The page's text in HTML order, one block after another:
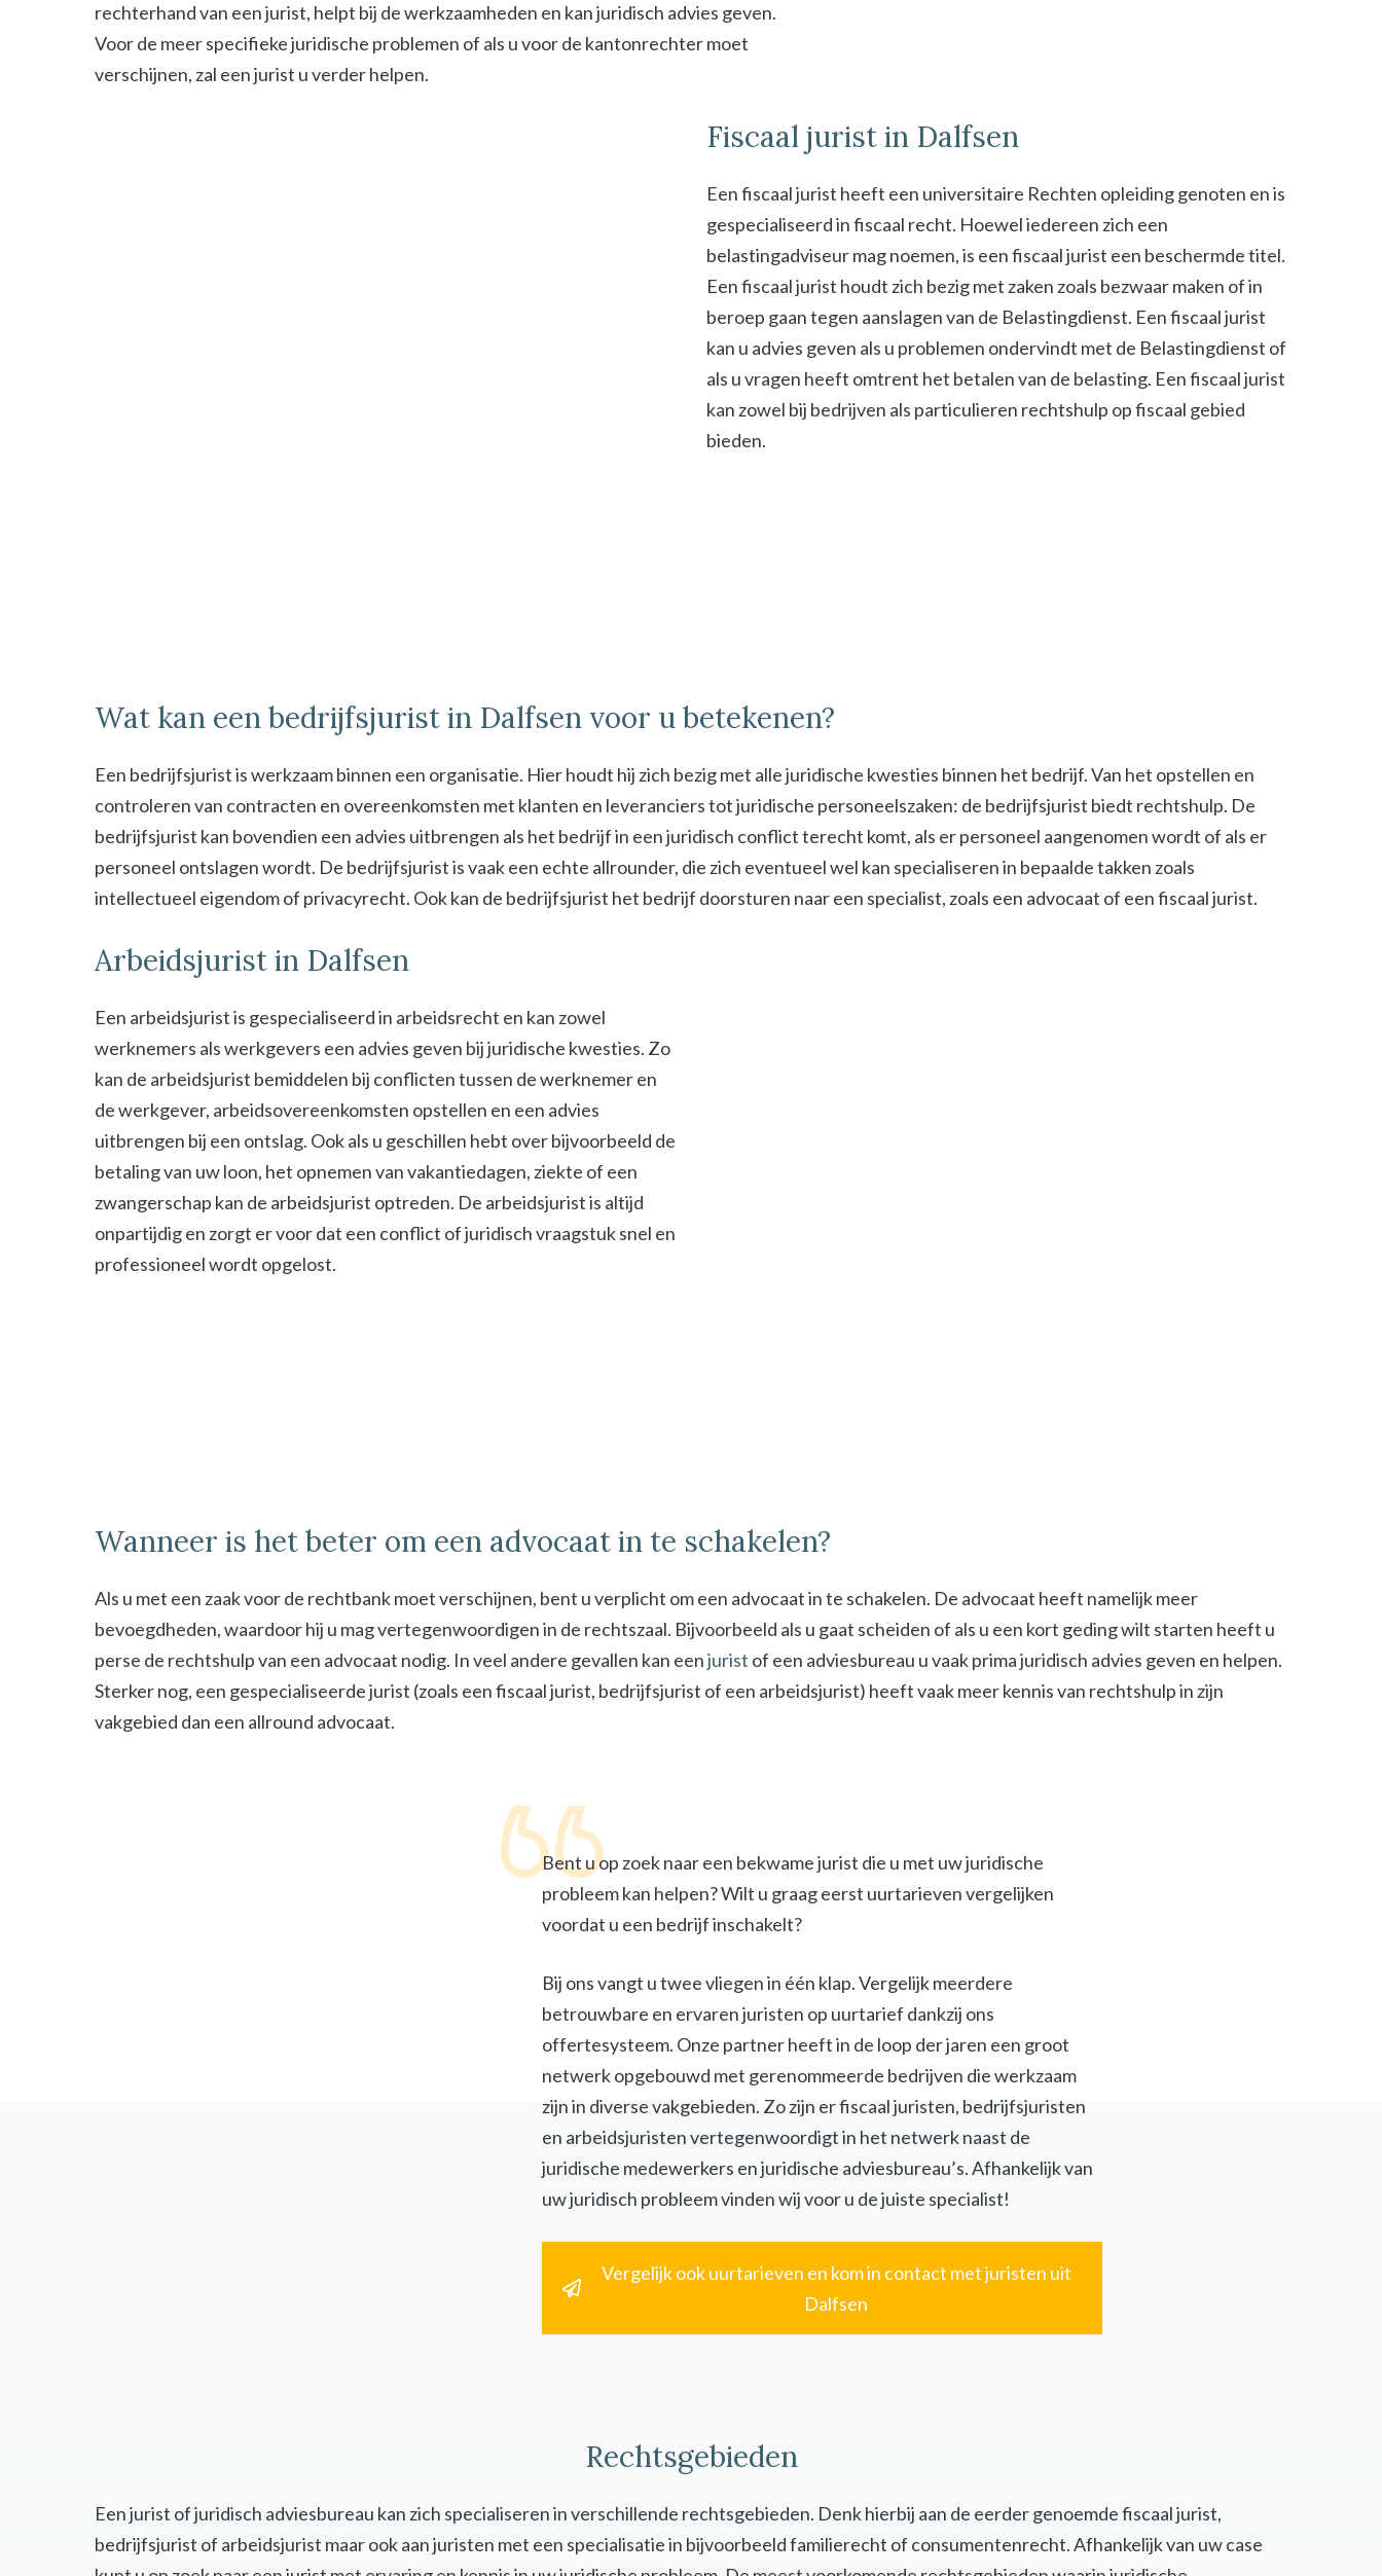
rechterhand van een jurist, helpt bij de werkzaamheden en kan juridisch advies geven.
Voor de meer specifieke juridische problemen of als u voor de kantonrechter moet
verschijnen, zal een jurist u verder helpen.
Fiscaal jurist in Dalfsen
Een fiscaal jurist heeft een universitaire Rechten opleiding genoten en is
gespecialiseerd in fiscaal recht. Hoewel iedereen zich een
belastingadviseur mag noemen, is een fiscaal jurist een beschermde titel.
Een fiscaal jurist houdt zich bezig met zaken zoals bezwaar maken of in
beroep gaan tegen aanslagen van de Belastingdienst. Een fiscaal jurist
kan u advies geven als u problemen ondervindt met de Belastingdienst of
als u vragen heeft omtrent het betalen van de belasting. Een fiscaal jurist
kan zowel bij bedrijven als particulieren rechtshulp op fiscaal gebied
bieden.
Wat kan een bedrijfsjurist in Dalfsen voor u betekenen?
Een bedrijfsjurist is werkzaam binnen een organisatie. Hier houdt hij zich bezig met alle juridische kwesties binnen het bedrijf. Van het opstellen en
controleren van contracten en overeenkomsten met klanten en leveranciers tot juridische personeelszaken: de bedrijfsjurist biedt rechtshulp. De
bedrijfsjurist kan bovendien een advies uitbrengen als het bedrijf in een juridisch conflict terecht komt, als er personeel aangenomen wordt of als er
personeel ontslagen wordt. De bedrijfsjurist is vaak een echte allrounder, die zich eventueel wel kan specialiseren in bepaalde takken zoals
intellectueel eigendom of privacyrecht. Ook kan de bedrijfsjurist het bedrijf doorsturen naar een specialist, zoals een advocaat of een fiscaal jurist.
Arbeidsjurist in Dalfsen
Een arbeidsjurist is gespecialiseerd in arbeidsrecht en kan zowel
werknemers als werkgevers een advies geven bij juridische kwesties. Zo
kan de arbeidsjurist bemiddelen bij conflicten tussen de werknemer en
de werkgever, arbeidsovereenkomsten opstellen en een advies
uitbrengen bij een ontslag. Ook als u geschillen hebt over bijvoorbeeld de
betaling van uw loon, het opnemen van vakantiedagen, ziekte of een
zwangerschap kan de arbeidsjurist optreden. De arbeidsjurist is altijd
onpartijdig en zorgt er voor dat een conflict of juridisch vraagstuk snel en
professioneel wordt opgelost.
Wanneer is het beter om een advocaat in te schakelen?
Als u met een zaak voor de rechtbank moet verschijnen, bent u verplicht om een advocaat in te schakelen. De advocaat heeft namelijk meer
bevoegdheden, waardoor hij u mag vertegenwoordigen in de rechtszaal. Bijvoorbeeld als u gaat scheiden of als u een kort geding wilt starten heeft u
perse de rechtshulp van een advocaat nodig. In veel andere gevallen kan eenjurist of een adviesbureau u vaak prima juridisch advies geven en helpen.
Sterker nog, een gespecialiseerde jurist (zoals een fiscaal jurist, bedrijfsjurist of een arbeidsjurist) heeft vaak meer kennis van rechtshulp in zijn
vakgebied dan een allround advocaat.
Bent u op zoek naar een bekwame jurist die u met uw juridische
probleem kan helpen? Wilt u graag eerst uurtarieven vergelijken
voordat u een bedrijf inschakelt?
Bij ons vangt u twee vliegen in één klap. Vergelijk meerdere
betrouwbare en ervaren juristen op uurtarief dankzij ons
offertesysteem. Onze partner heeft in de loop der jaren een groot
netwerk opgebouwd met gerenommeerde bedrijven die werkzaam
zijn in diverse vakgebieden. Zo zijn er fiscaal juristen, bedrijfsjuristen
en arbeidsjuristen vertegenwoordigt in het netwerk naast de
juridische medewerkers en juridische adviesbureau’s. Afhankelijk van
uw juridisch probleem vinden wij voor u de juiste specialist!
Vergelijk ook uurtarieven en kom in contact met juristen uit
Dalfsen
Rechtsgebieden
Een jurist of juridisch adviesbureau kan zich specialiseren in verschillende rechtsgebieden. Denk hierbij aan de eerder genoemde fiscaal jurist,
bedrijfsjurist of arbeidsjurist maar ook aan juristen met een specialisatie in bijvoorbeeld familierecht of consumentenrecht. Afhankelijk van uw case